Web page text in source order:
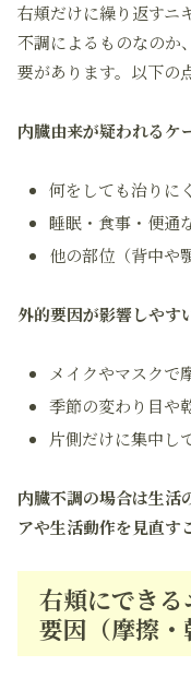
右頬だけに繰り返すニ
不調によるものなのか
要があります。以下の
内臓由来が疑われるケ
何をしても治りに
睡眠・食事・便通
他の部位（背中や
外的要因が影響しやす
メイクやマスクで
季節の変わり目や
片側だけに集中し
内臓不調の場合は生活
アや生活動作を見直す
右頬にでき
要因（摩擦・